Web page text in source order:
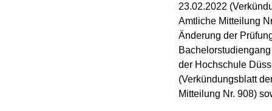
23.02.2022
Amtliche Mitteilung
Änderung der
der Hochschule
(Verkündungsblatt
Mitteilung Nr. 908)